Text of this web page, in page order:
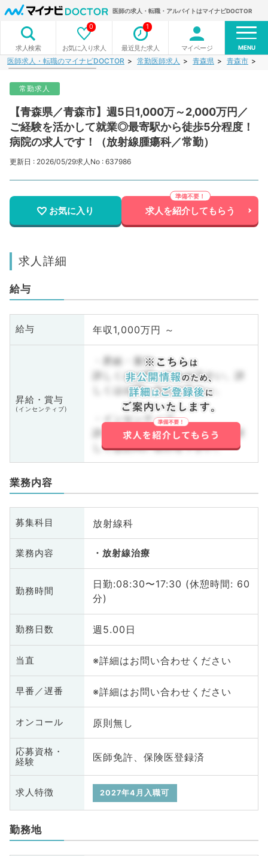
医師の求人・転職・アルバイトはマイナビDOCTOR
求人検索 お気に入り求人
0
最近見た求人
1
マイページ MENU
医師求人・転職のマイナビDOCTOR 常勤医師求人 青森県 青森市
常勤求人
【青森県／青森市】週5日1,000万～2,000万円／
ご経験を活かして就業◎最寄駅から徒歩5分程度！
病院の求人です！（放射線腫瘍科／常勤）
更新日 : 2026/05/29求人No : 637986
お気に入り 求人を紹介してもらう
求人詳細
給与
給与 年収1,000万円 ～
昇給・賞与
(インセンティブ)
・昇給・賞与
詳しくはお問い合わせ下さい。詳
しくはお問い合わせ下さい。
・インセンティブ
詳しくはお問い合わせ下さい。詳
しくはお問い合わせ下さい。
業務内容
募集科目 放射線科
業務内容 放射線治療
勤務時間
日勤:08:30〜17:30 (休憩時間: 60
分)
勤務日数 週5.00日
当直 ※詳細はお問い合わせください
早番／遅番 ※詳細はお問い合わせください
オンコール 原則無し
応募資格・
経験
医師免許、保険医登録済
求人特徴 2027年4月入職可
勤務地